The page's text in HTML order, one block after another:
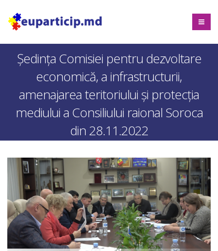
Ședința Comisiei pentru dezvoltare
economică, a infrastructurii,
amenajarea teritoriului și protecția
mediului a Consiliului raional Soroca
din 28.11.2022